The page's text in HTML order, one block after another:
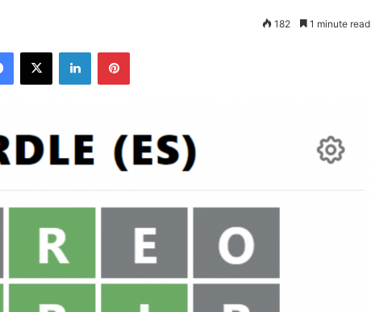
182 1 minute read
Facebook
X LinkedInPinterest